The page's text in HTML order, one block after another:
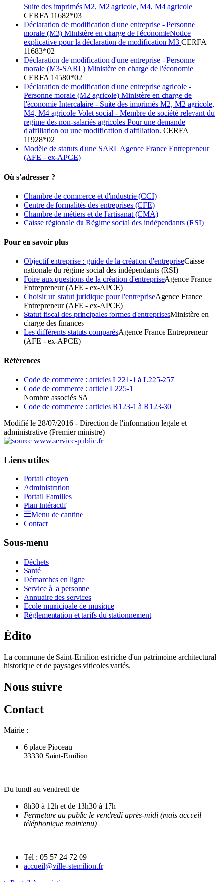
Suite des imprimés M2, M2 agricole, M4, M4 agricole
CERFA 11682*03
Déclaration de modification d'une entreprise - Personne
morale (M3) Ministère en charge de l'économieNotice
explicative pour la déclaration de modification M3 CERFA
11683*02
Déclaration de modification d'une entreprise - Personne
morale (M3-SARL) Ministère en charge de l'économie
CERFA 14580*02
Déclaration de modification d'une entreprise agricole -
Personne morale (M2 agricole) Ministère en charge de
l'économie Intercalaire - Suite des imprimés M2, M2 agricole,
M4, M4 agricole Volet social - Membre de société relevant du
régime des non-salariés agricoles Pour une demande
d'affiliation ou une modification d'affiliation. CERFA
11928*02
Modèle de statuts d'une SARL Agence France Entrepreneur
(AFE - ex-APCE)
Où s'adresser ?
Chambre de commerce et d'industrie (CCI)
Centre de formalités des entreprises (CFE)
Chambre de métiers et de l'artisanat (CMA)
Caisse régionale du Régime social des indépendants (RSI)
Pour en savoir plus
Objectif entreprise : guide de la création d'entrepriseCaisse
nationale du régime social des indépendants (RSI)
Foire aux questions de la création d'entrepriseAgence France
Entrepreneur (AFE - ex-APCE)
Choisir un statut juridique pour l'entrepriseAgence France
Entrepreneur (AFE - ex-APCE)
Statut fiscal des principales formes d'entreprisesMinistère en
charge des finances
Les différents statuts comparésAgence France Entrepreneur
(AFE - ex-APCE)
Références
Code de commerce : articles L221-1 à L225-257
Code de commerce : article L225-1
Nombre associés SA
Code de commerce : articles R123-1 à R123-30
Modifié le 28/07/2016 - Direction de l'information légale et
administrative (Premier ministre)
Liens utiles
Portail citoyen
Administration
Portail Familles
Plan intéractif
Menu de cantine
Contact
Sous-menu
Déchets
Santé
Démarches en ligne
Service à la personne
Annuaire des services
Ecole municipale de musique
Réglementation et tarifs du stationnement
Édito
La commune de Saint-Emilion est riche d'un patrimoine architectural
historique et de paysages viticoles variés.
Nous suivre
Contact
Mairie :
6 place Pioceau
33330 Saint-Emilion
Du lundi au vendredi de
8h30 à 12h et de 13h30 à 17h
Fermeture au public le vendredi après-midi (mais accueil
téléphonique maintenu)
Tél : 05 57 24 72 09
accueil@ville-stemilion.fr